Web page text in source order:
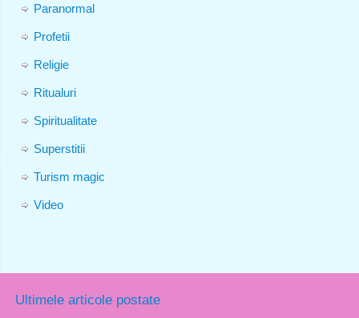
Paranormal
Profetii
Religie
Ritualuri
Spiritualitate
Superstitii
Turism magic
Video
Ultimele articole postate